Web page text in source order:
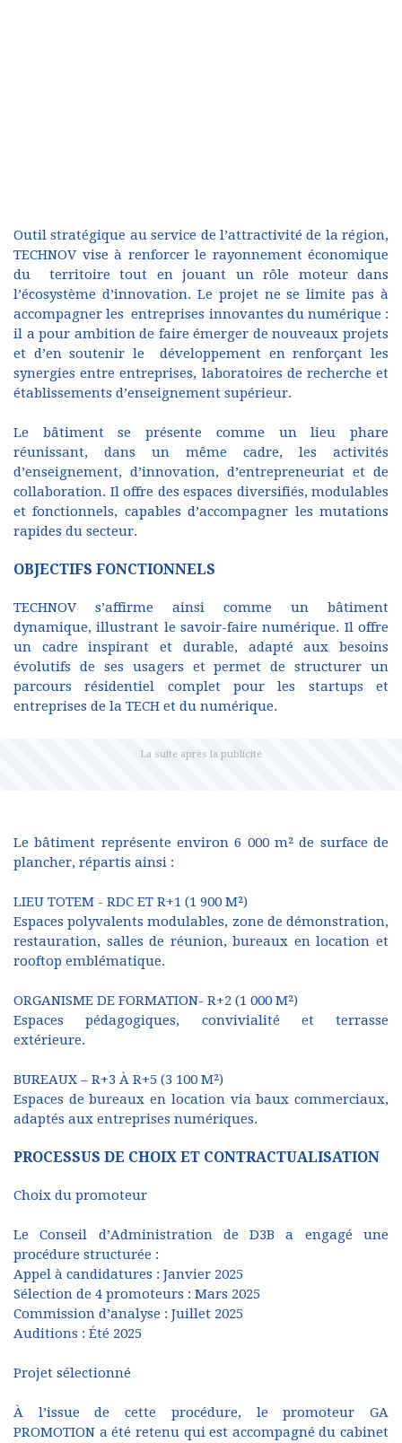
Outil stratégique au service de l’attractivité de la région,
TECHNOV vise à renforcer le rayonnement économique
du territoire tout en jouant un rôle moteur dans
l’écosystème d’innovation. Le projet ne se limite pas à
accompagner les entreprises innovantes du numérique :
il a pour ambition de faire émerger de nouveaux projets
et d’en soutenir le développement en renforçant les
synergies entre entreprises, laboratoires de recherche et
établissements d’enseignement supérieur.
Le bâtiment se présente comme un lieu phare
réunissant, dans un même cadre, les activités
d’enseignement, d’innovation, d’entrepreneuriat et de
collaboration. Il offre des espaces diversifiés, modulables
et fonctionnels, capables d’accompagner les mutations
rapides du secteur.
OBJECTIFS FONCTIONNELS
TECHNOV s’affirme ainsi comme un bâtiment
dynamique, illustrant le savoir-faire numérique. Il offre
un cadre inspirant et durable, adapté aux besoins
évolutifs de ses usagers et permet de structurer un
parcours résidentiel complet pour les startups et
entreprises de la TECH et du numérique.
Le bâtiment représente environ 6 000 m² de surface de
plancher, répartis ainsi :
LIEU TOTEM - RDC ET R+1 (1 900 M²)
Espaces polyvalents modulables, zone de démonstration,
restauration, salles de réunion, bureaux en location et
rooftop emblématique.
ORGANISME DE FORMATION- R+2 (1 000 M²)
Espaces pédagogiques, convivialité et terrasse
extérieure.
BUREAUX – R+3 À R+5 (3 100 M²)
Espaces de bureaux en location via baux commerciaux,
adaptés aux entreprises numériques.
PROCESSUS DE CHOIX ET CONTRACTUALISATION
Choix du promoteur
Le Conseil d’Administration de D3B a engagé une
procédure structurée :
Appel à candidatures : Janvier 2025
Sélection de 4 promoteurs : Mars 2025
Commission d’analyse : Juillet 2025
Auditions : Été 2025
Projet sélectionné
À l’issue de cette procédure, le promoteur GA
PROMOTION a été retenu qui est accompagné du cabinet